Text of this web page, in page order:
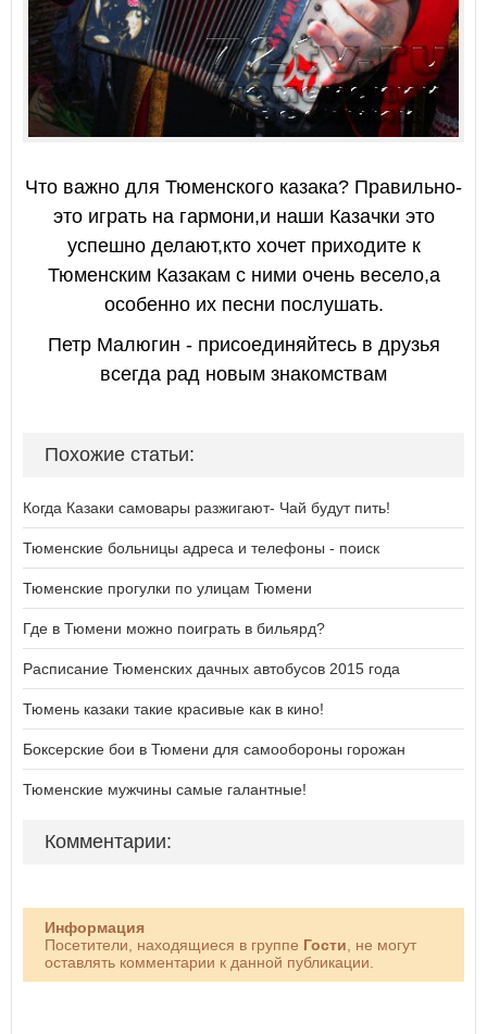
Что важно для Тюменского казака? Правильно-
это играть на гармони,и наши Казачки это
успешно делают,кто хочет приходите к
Тюменским Казакам с ними очень весело,а
особенно их песни послушать.
Петр Малюгин - присоединяйтесь в друзья
всегда рад новым знакомствам
Похожие статьи:
Когда Казаки самовары разжигают- Чай будут пить!
Тюменские больницы адреса и телефоны - поиск
Тюменские прогулки по улицам Тюмени
Где в Тюмени можно поиграть в бильярд?
Расписание Тюменских дачных автобусов 2015 года
Тюмень казаки такие красивые как в кино!
Боксерские бои в Тюмени для самообороны горожан
Тюменские мужчины самые галантные!
Комментарии:
Информация
Посетители, находящиеся в группе Гости , не могут
оставлять комментарии к данной публикации.